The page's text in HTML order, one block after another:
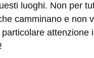
luoghi. Non per
camminano e non
attenzione